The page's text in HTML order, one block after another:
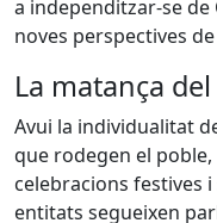
a independitzar-se
noves perspectives
La matança
Avui la individualitat
que rodegen el
celebracions festives
entitats segueixen